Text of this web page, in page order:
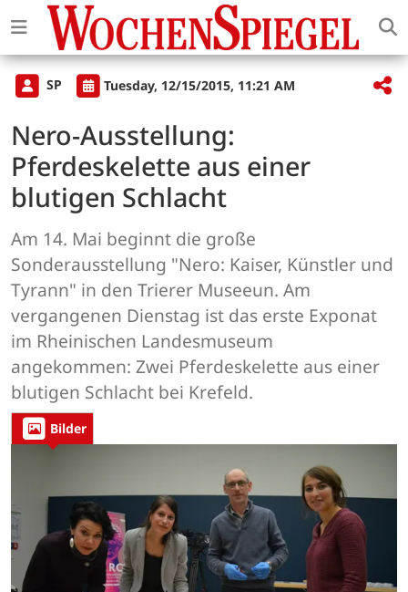
SP Tuesday, 12/15/2015, 11:21 AM
Nero-Ausstellung:
Pferdeskelette aus einer
blutigen Schlacht
Am 14. Mai beginnt die große
Sonderausstellung "Nero: Kaiser, Künstler und
Tyrann" in den Trierer Museeun. Am
vergangenen Dienstag ist das erste Exponat
im Rheinischen Landesmuseum
angekommen: Zwei Pferdeskelette aus einer
blutigen Schlacht bei Krefeld.
Bilder